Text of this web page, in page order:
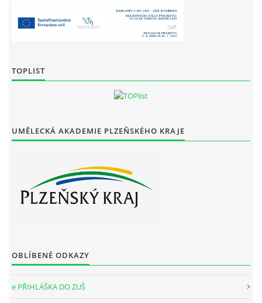
TOPLIST
UMĚLECKÁ AKADEMIE PLZEŇSKÉHO KRAJE
OBLÍBENÉ ODKAZY
e PŘIHLÁŠKA DO ZUŠ